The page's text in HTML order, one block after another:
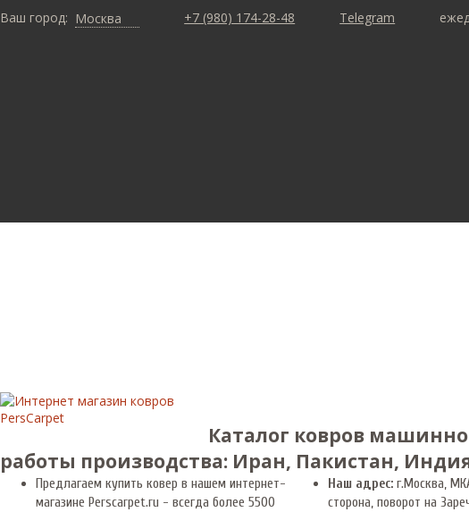
Ваш город: Москва +7 (980) 174-28-48 Telegram
Каталог ковров
работы производства: Иран, Пакистан,
Предлагаем купить ковер в нашем интернет-
магазине Perscarpet.ru - всегда более 5500
Наш адрес:г.Москва,
сторона, поворот на